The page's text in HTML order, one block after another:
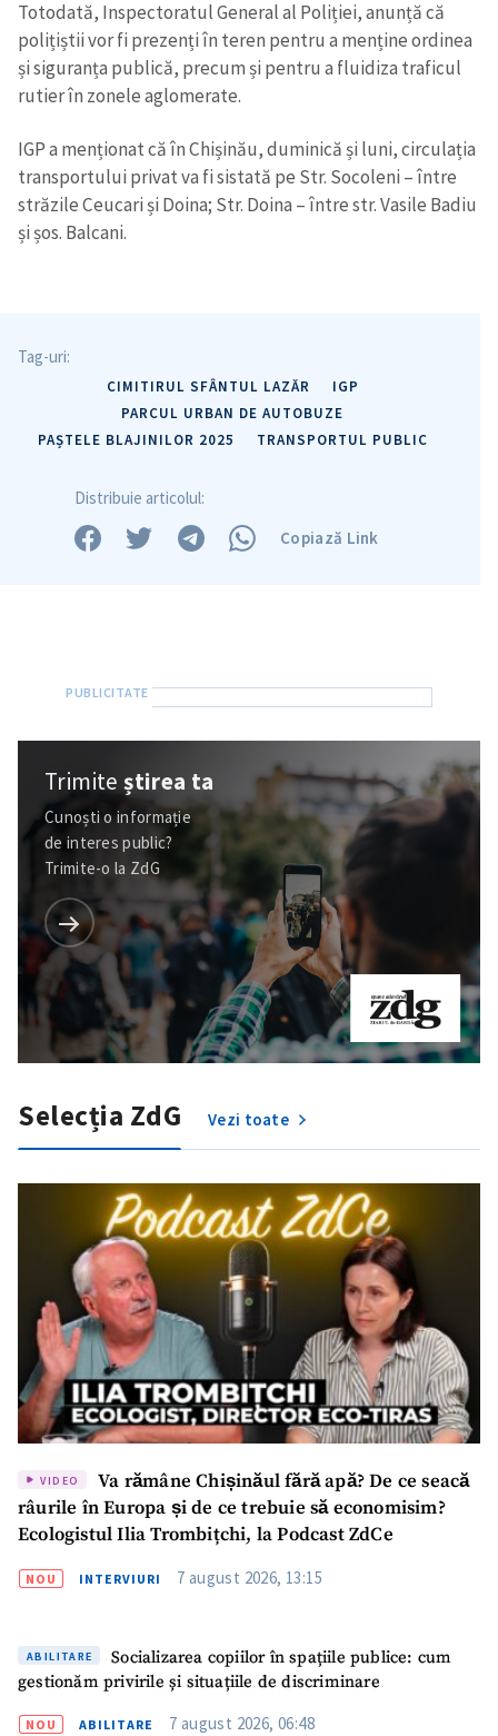
in English
на русском
Totodată, Inspectoratul General al Poliției, anunță că
polițiștii vor fi prezenți în teren pentru a menține ordinea
și siguranța publică, precum și pentru a fluidiza traficul
rutier în zonele aglomerate.
IGP a menționat că în Chișinău, duminică și luni, circulația
transportului privat va fi sistată pe Str. Socoleni – între
străzile Ceucari și Doina; Str. Doina – între str. Vasile Badiu
și șos. Balcani.
Tag-uri:
CIMITIRUL SFÂNTUL LAZĂR
IGP
PARCUL URBAN DE AUTOBUZE
PAȘTELE BLAJINILOR 2025
TRANSPORTUL PUBLIC
Distribuie articolul:
Copiază Link
Trimiteștirea ta
Cunoști o informație
de interes public?
Trimite-o la ZdG
Selecția ZdG Vezi toate
VIDEO
Va rămâne Chișinăul fără apă? De ce seacă
râurile în Europa și de ce trebuie să economisim?
Ecologistul Ilia Trombițchi, la Podcast ZdCe
NOU INTERVIURI 7 august 2026, 13:15
ABILITARE
Socializarea copiilor în spațiile publice: cum
gestionăm privirile și situațiile de discriminare
NOU ABILITARE 7 august 2026, 06:48